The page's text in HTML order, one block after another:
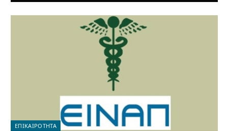
ΕΠΙΚΑΙΡΟΤΗΤΑ